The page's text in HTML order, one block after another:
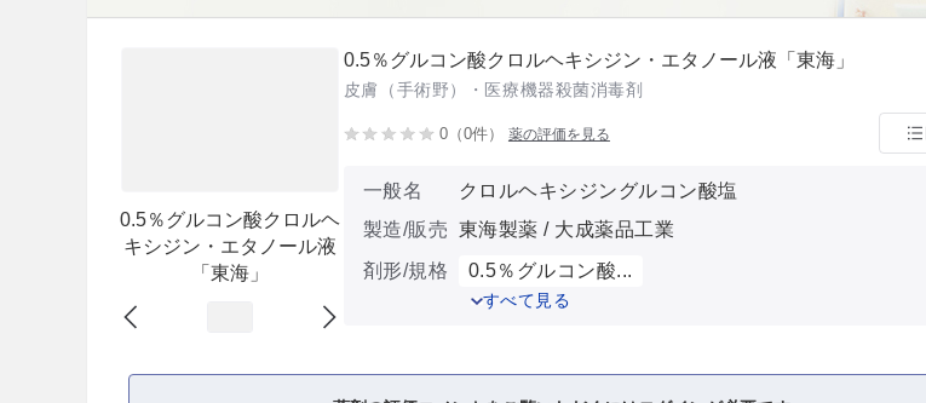
0.5％グルコン酸クロルヘ
キシジン・エタノール液
「東海」
0.5％グルコン酸クロルヘキシジン・エタノール液「東海」
皮膚（手術野）・医療機器殺菌消毒剤
0（0件） 薬の評価を見る
一般名
クロルヘキシジングルコン酸塩
製造/販売 東海製薬 / 大成薬品工業
剤形/規格
0.5％グルコン酸...
すべて見る